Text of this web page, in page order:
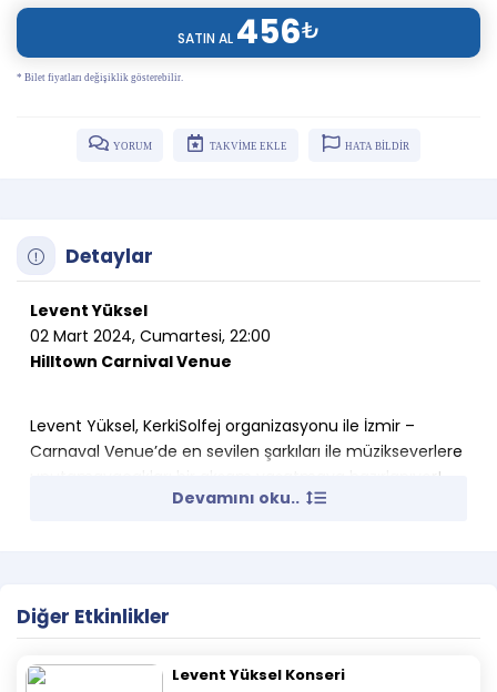
SATIN AL 456₺
* Bilet fiyatları değişiklik gösterebilir.
YORUM TAKVİME EKLE HATA BİLDİR
Detaylar
Levent Yüksel
02 Mart 2024, Cumartesi, 22:00
Hilltown Carnival Venue
Levent Yüksel, KerkiSolfej organizasyonu ile İzmir –
Carnaval Venue’de en sevilen şarkıları ile müzikseverlere
unutamayacakları bir akşam yaşatmaya hazırlanıyor!
0850 222 20 50 / 0544 120 35 35 numaralı telefonu
aramaları gerekmektedir.
– Bu etkinlikte 18 yaş sınırı vardır.
Devamını oku..
Diğer Etkinlikler
Levent Yüksel Konseri